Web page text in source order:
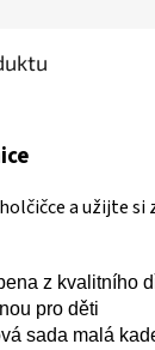
a užijte si
z kvalitního
pro děti
sada malá